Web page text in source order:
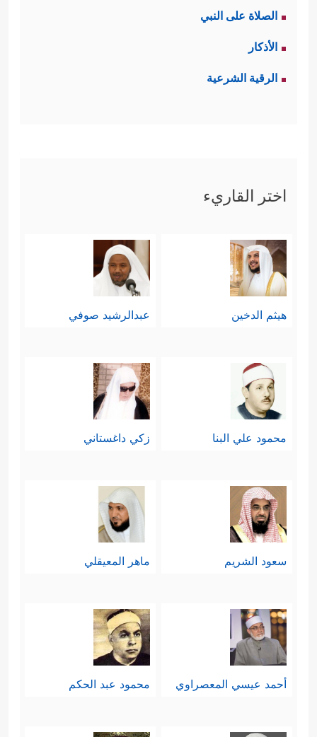
الصلاة على النبي
الأذكار
الرقية الشرعية
اختر القاريء
هيثم الدخين عبدالرشيد صوفي
محمود علي البنا زكي داغستاني
سعود الشريم ماهر المعيقلي
أحمد عيسي المعصراوي محمود عبد الحكم